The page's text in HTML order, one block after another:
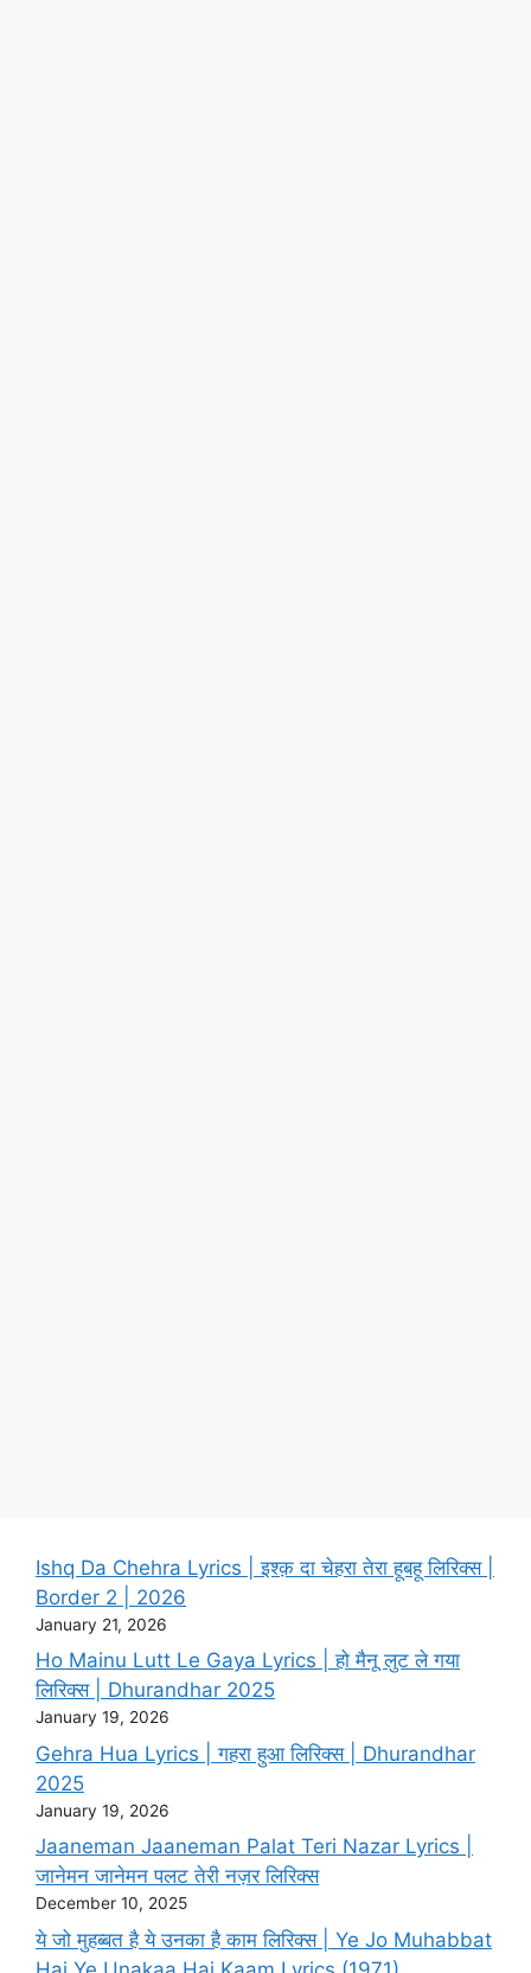
Ishq Da Chehra Lyrics | इश्क़ दा चेहरा तेरा हूबहू लिरिक्स |
Border 2 | 2026
January 21, 2026
Ho Mainu Lutt Le Gaya Lyrics | हो मैनू लुट ले गया
लिरिक्स | Dhurandhar 2025
January 19, 2026
Gehra Hua Lyrics | गहरा हुआ लिरिक्स | Dhurandhar
2025
January 19, 2026
Jaaneman Jaaneman Palat Teri Nazar Lyrics |
जानेमन जानेमन पलट तेरी नज़र लिरिक्स
December 10, 2025
ये जो मुहब्बत है ये उनका है काम लिरिक्स | Ye Jo Muhabbat